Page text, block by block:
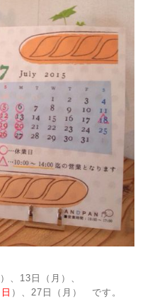
）、13日（月）、
日 ）、27日（月） です。